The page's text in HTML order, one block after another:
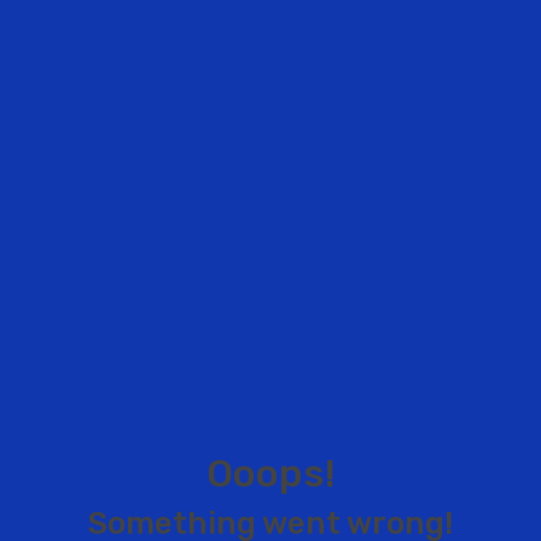
Ooops!
Something went wrong!